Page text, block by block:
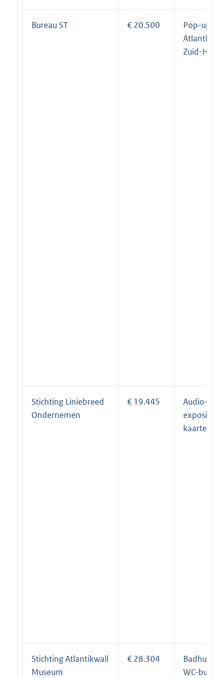
Bureau ST € 20.500
Pop-up
Zuid-
Stichting Liniebreed
Ondernemen
€ 19.445
Audio-
expositie
kaarten
Stichting Atlantikwall
Museum
€ 28.304
WC-